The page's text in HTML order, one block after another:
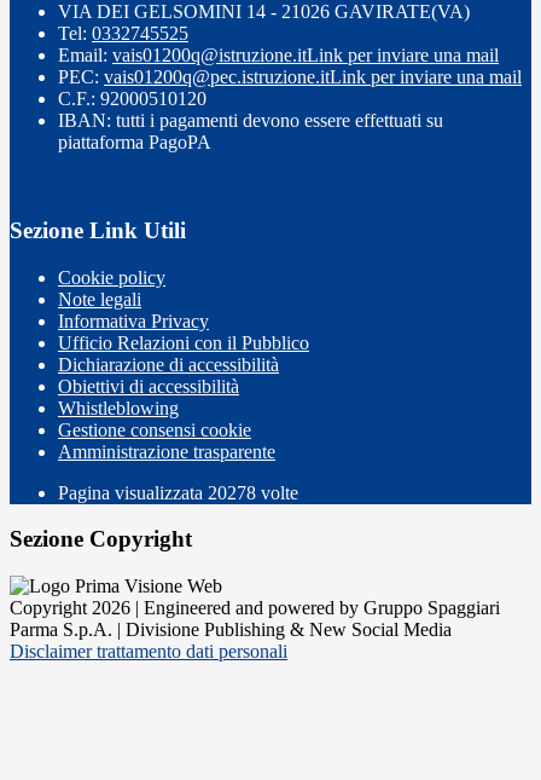
VIA DEI GELSOMINI 14 - 21026 GAVIRATE(VA)
Tel: 0332745525
Email: vais01200q@istruzione.itLink per inviare una mail
PEC: vais01200q@pec.istruzione.itLink per inviare una mail
C.F.: 92000510120
IBAN: tutti i pagamenti devono essere effettuati su
piattaforma PagoPA
Sezione Link Utili
Cookie policy
Note legali
Informativa Privacy
Ufficio Relazioni con il Pubblico
Dichiarazione di accessibilità
Obiettivi di accessibilità
Whistleblowing
Gestione consensi cookie
Amministrazione trasparente
Pagina visualizzata 20278 volte
Sezione Copyright
Copyright 2026 | Engineered and powered by Gruppo Spaggiari
Parma S.p.A. | Divisione Publishing & New Social Media
Disclaimer trattamento dati personali